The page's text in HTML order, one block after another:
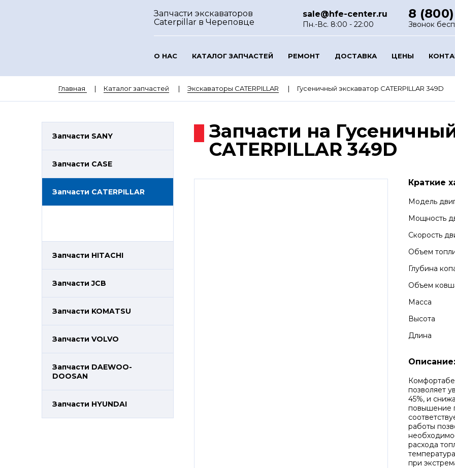
Запчасти экскаваторов
Caterpillar в Череповце
sale@hfe-center.ru
Пн.-Вс. 8:00 - 22:00
8
Звонок
О НАС КАТАЛОГ ЗАПЧАСТЕЙ РЕМОНТ ДОСТАВКА ЦЕНЫ
Главная Каталог запчастей Экскаваторы CATERPILLAR Гусеничный экскаватор CATERPILLAR 349D
Запчасти SANY
Запчасти CASE
Запчасти CATERPILLAR
Запчасти HITACHI
Запчасти JCB
Запчасти KOMATSU
Запчасти VOLVO
Запчасти DAEWOO-
DOOSAN
Запчасти HYUNDAI
Запчасти на
CATERPILLAR 349D
Краткие
Модель
Мощность
Скорость
Объем
Глубина
Объем
Масса
Высота
Длина
Описание:
позволяет
45%, и
повышение
работы
расхода
при